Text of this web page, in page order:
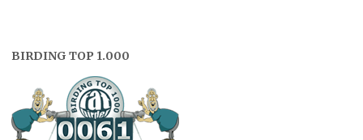
BIRDING TOP 1.000